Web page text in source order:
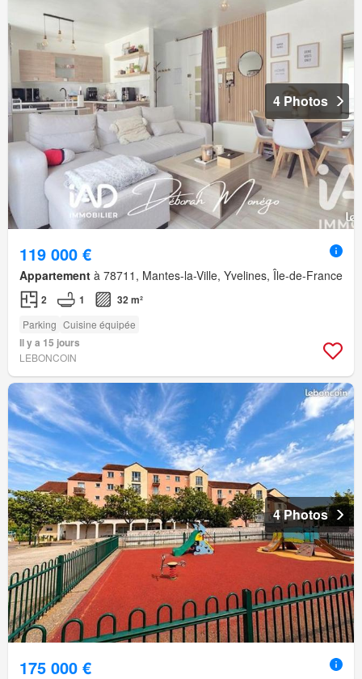
4 Photos
119 000 €
Appartement à 78711, Mantes-la-Ville, Yvelines, Île-de-France
2 1 32 m²
Parking Cuisine équipée
Il y a 15 jours
LEBONCOIN
4 Photos
175 000 €